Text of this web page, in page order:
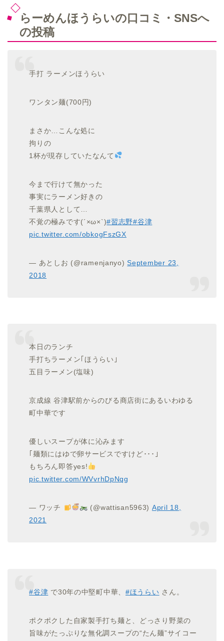
らーめんほうらいの口コミ・SNSへ
の投稿
手打 ラーメンほうらい
ワンタン麺(700円)
まさか…こんな処に
拘りの
1杯が現存していたなんて
今まで行けて無かった
事実にラーメン好きの
千葉県人として…
不覚の極みです(´×ω×`)#習志野#谷津
pic.twitter.com/obkogFszGX
— あとしお (@ramenjanyo)September 23,
2018
本日のランチ
手打ちラーメン｢ほうらい｣
五目ラーメン(塩味)
京成線 谷津駅前からのびる商店街にあるいわゆる
町中華です
優しいスープが体に沁みます
｢麺類にはゆで卵サービスですけど･･･｣
もちろん即答yes!
pic.twitter.com/WVvrhDpNqg
— ワッチ (@wattisan5963) April 18,
2021
#谷津 で30年の中堅町中華、 #ほうらい さん。
ポクポクした自家製手打ち麺と、どっさり野菜の
旨味がたっぷりな無化調スープの“たん麺”サイコー